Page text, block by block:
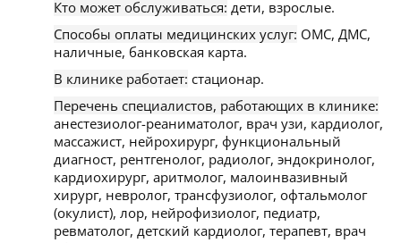
Кто может обслуживаться: дети, взрослые.
Способы оплаты медицинских услуг: ОМС, ДМС,
наличные, банковская карта.
В клинике работает: стационар.
Перечень специалистов, работающих в клинике:
анестезиолог-реаниматолог, врач узи, кардиолог,
массажист, нейрохирург, функциональный
диагност, рентгенолог, радиолог, эндокринолог,
кардиохирург, аритмолог, малоинвазивный
хирург, невролог, трансфузиолог, офтальмолог
(окулист), лор, нейрофизиолог, педиатр,
ревматолог, детский кардиолог, терапевт, врач